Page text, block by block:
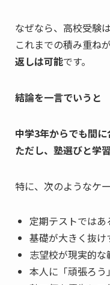
なぜなら、高校受験
これまでの積み重ね
返しは可能です。
結論を一言でいうと
中学3年からでも間に
ただし、塾選びと学
特に、次のようなケ
定期テストでは
基礎が大きく抜け
志望校が現実的な
本人に「頑張ろ